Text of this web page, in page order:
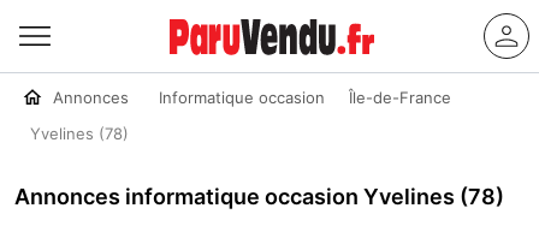
Annonces Informatique occasion
Île-de-France
Yvelines (78)
Annonces informatique occasion Yvelines (78)